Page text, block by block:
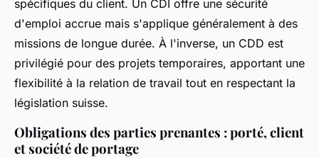
spécifiques du client. Un CDI offre une sécurité
d'emploi accrue mais s'applique généralement à des
missions de longue durée. À l'inverse, un CDD est
privilégié pour des projets temporaires, apportant une
flexibilité à la relation de travail tout en respectant la
législation suisse.
Obligations des parties prenantes : porté, client
et société de portage